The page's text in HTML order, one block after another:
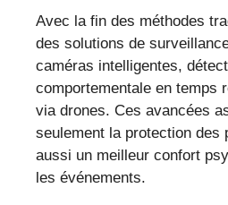
Avec la fin des méthodes
des solutions de
caméras intelligentes,
comportementale en temps
via drones. Ces avancées
seulement la protection des
aussi un meilleur confort
les événements.